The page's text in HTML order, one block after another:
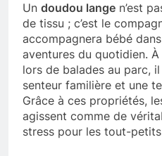
Un doudou lange n’est
de tissu ; c’est le
accompagnera bébé
aventures du quotidien. À
lors de balades au parc,
senteur familière et une
Grâce à ces propriétés,
agissent comme de
stress pour les tout-